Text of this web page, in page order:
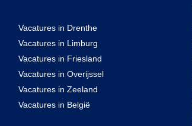
Vacatures in Drenthe
Vacatures in Limburg
Vacatures in Friesland
Vacatures in Overijssel
Vacatures in Zeeland
Vacatures in België